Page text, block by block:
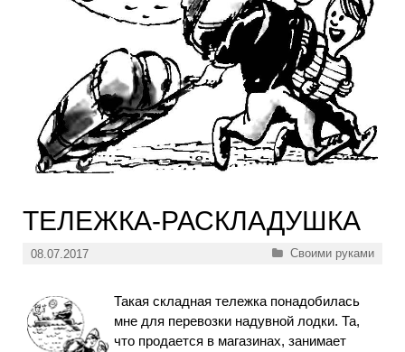
ТЕЛЕЖКА-РАСКЛАДУШКА
08.07.2017 Рубрики
Своими руками
Такая складная тележка понадобилась
мне для перевозки надувной лодки. Та,
что продается в магазинах, занимает